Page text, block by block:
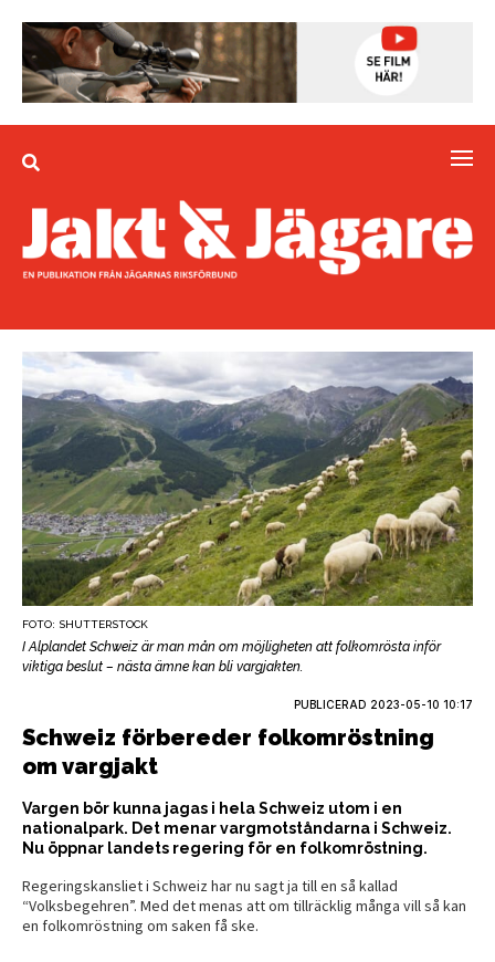
FOTO: SHUTTERSTOCK
I Alplandet Schweiz är man mån om möjligheten att folkomrösta inför
viktiga beslut – nästa ämne kan bli vargjakten.
PUBLICERAD 2023-05-10 10:17
Schweiz förbereder folkomröstning
om vargjakt
Vargen bör kunna jagas i hela Schweiz utom i en
nationalpark. Det menar vargmotståndarna i Schweiz.
Nu öppnar landets regering för en folkomröstning.
Regeringskansliet i Schweiz har nu sagt ja till en så kallad
“Volksbegehren”. Med det menas att om tillräcklig många vill så kan
en folkomröstning om saken få ske.